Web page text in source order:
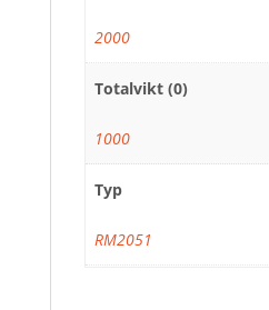
2000
Totalvikt (0)
1000
Typ
RM2051